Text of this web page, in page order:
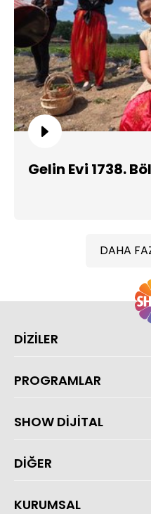
Gelin Evi 1738.
DAHA
DİZİLER
PROGRAMLAR
SHOW DİJİTAL
DİĞER
KURUMSAL